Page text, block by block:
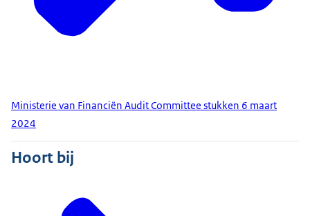
Ministerie van Financiën Audit Committee stukken 6 maart
2024
Hoort bij